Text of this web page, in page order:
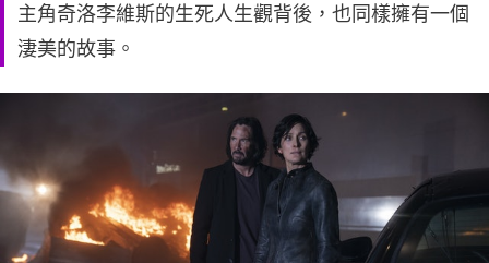
主角奇洛李維斯的生死人生觀背後，也同樣擁有一個
淒美的故事。